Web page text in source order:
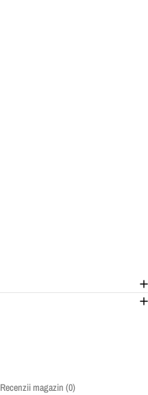
Recenzii magazin (0)